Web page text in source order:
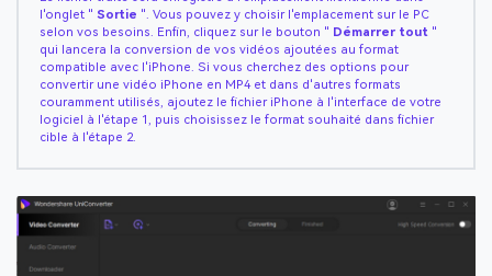
l'onglet "Sortie ". Vous pouvez y choisir l'emplacement sur le PC
selon vos besoins. Enfin, cliquez sur le bouton " Démarrer tout "
qui lancera la conversion de vos vidéos ajoutées au format
compatible avec l'iPhone. Si vous cherchez des options pour
convertir une vidéo iPhone en MP4 et dans d'autres formats
couramment utilisés, ajoutez le fichier iPhone à l'interface de votre
logiciel à l'étape 1, puis choisissez le format souhaité dans fichier
cible à l'étape 2.